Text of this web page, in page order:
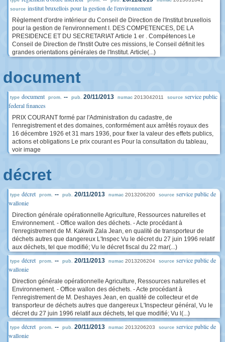
source institut bruxellois pour la gestion de l'environnement
Règlement d'ordre intérieur du Conseil de Direction de l'Institut bruxellois
pour la gestion de l'environnement I. DES COMPETENCES, DE LA
PRESIDENCE ET DU SECRETARIAT Article 1 er . Compétences Le
Conseil de Direction de l'Instit Outre ces missions, le Conseil définit les
grandes orientations générales de l'Institut. Article(...)
document
type document prom. -- pub. 20/11/2013 numac 2013042011 source service public
federal finances
PRIX COURANT formé par l'Administration du cadastre, de
l'enregistrement et des domaines, conformément aux arrêtés royaux des
16 décembre 1926 et 31 mars 1936, pour fixer la valeur des effets publics,
actions et obligations Le prix courant es Pour la consultation du tableau,
voir image
décret
type décret prom. -- pub. 20/11/2013 numac 2013206200 source service public de
wallonie
Direction générale opérationnelle Agriculture, Ressources naturelles et
Environnement. - Office wallon des déchets. - Acte procédant à
l'enregistrement de M. Kakwiti Zala Jean, en qualité de transporteur de
déchets autres que dangereux L'Inspec Vu le décret du 27 juin 1996 relatif
aux déchets, tel que modifié; Vu le décret fiscal du 22 mar(...)
type décret prom. -- pub. 20/11/2013 numac 2013206204 source service public de
wallonie
Direction générale opérationnelle Agriculture, Ressources naturelles et
Environnement. - Office wallon des déchets. - Acte procédant à
l'enregistrement de M. Deshayes Jean, en qualité de collecteur et de
transporteur de déchets autres que dangereux L'Inspecteur général, Vu le
décret du 27 juin 1996 relatif aux déchets, tel que modifié; Vu l(...)
type décret prom. -- pub. 20/11/2013 numac 2013206203 source service public de
wallonie